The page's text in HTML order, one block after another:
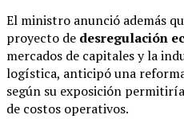
El ministro anunció además
proyecto de desregulación
mercados de capitales y la
logística, anticipó una
según su exposición
de costos operativos.